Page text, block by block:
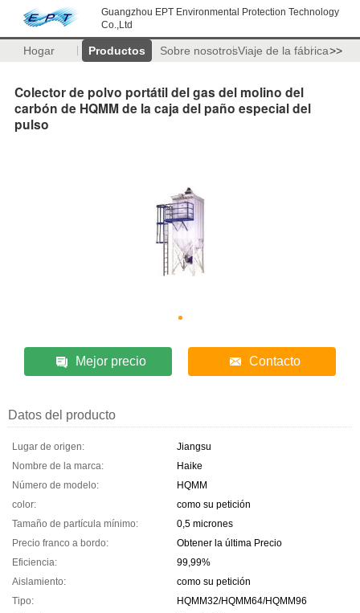
Guangzhou EPT Environmental Protection Technology
Co.,Ltd
Hogar Productos Sobre nosotrosViaje de la fábrica>>
Colector de polvo portátil del gas del molino del
carbón de HQMM de la caja del paño especial del
pulso
Mejor precio Contacto
Datos del producto
Lugar de origen:
Jiangsu
Nombre de la marca:
Haike
Número de modelo:
HQMM
color:
como su petición
Tamaño de partícula mínimo:
0,5 micrones
Precio franco a bordo:
Obtener la última Precio
Eficiencia:
99,99%
Aislamiento:
como su petición
Tipo:
HQMM32/HQMM64/HQMM96